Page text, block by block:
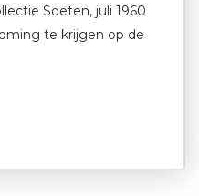
Soeten, juli 1960
te krijgen op de